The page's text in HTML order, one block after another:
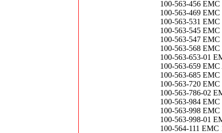
100-563-456
100-563-469
100-563-531
100-563-545
100-563-547
100-563-568
100-563-653-01
100-563-659
100-563-685
100-563-720
100-563-786-02
100-563-984
100-563-998
100-563-998-01
100-564-111